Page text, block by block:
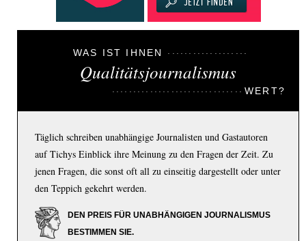
WAS IST IHNEN
Qualitätsjournalismus
WERT?
Täglich schreiben unabhängige Journalisten und Gastautoren
auf Tichys Einblick ihre Meinung zu den Fragen der Zeit. Zu
jenen Fragen, die sonst oft all zu einseitig dargestellt oder unter
den Teppich gekehrt werden.
DEN PREIS FÜR UNABHÄNGIGEN JOURNALISMUS
BESTIMMEN SIE.